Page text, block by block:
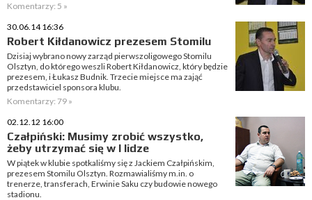
Komentarzy: 5 »
30.06.14 16:36
Robert Kiłdanowicz prezesem Stomilu
Dzisiaj wybrano nowy zarząd pierwszoligowego Stomilu
Olsztyn, do którego weszli Robert Kiłdanowicz, który będzie
prezesem, i Łukasz Budnik. Trzecie miejsce ma zająć
przedstawiciel sponsora klubu.
Komentarzy: 79 »
02.12.12 16:00
Czałpiński: Musimy zrobić wszystko,
żeby utrzymać się w I lidze
W piątek w klubie spotkaliśmy się z Jackiem Czałpińskim,
prezesem Stomilu Olsztyn. Rozmawialiśmy m.in. o
trenerze, transferach, Erwinie Saku czy budowie nowego
stadionu.